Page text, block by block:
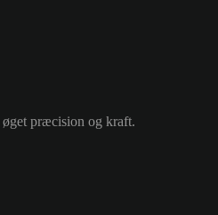
præcision og kraft.